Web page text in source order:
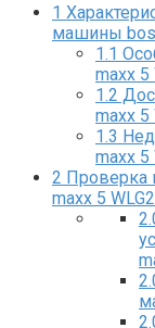
1
машины
1.1
maxx 5
1.2
maxx 5
1.3
maxx 5
2 Проверка
maxx 5